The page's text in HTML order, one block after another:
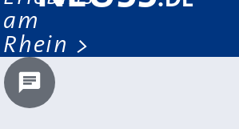
am
Rhein
Chatbot laden?